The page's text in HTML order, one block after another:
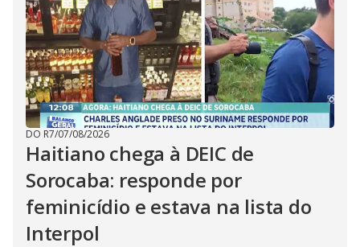
DO R7/07/08/2026
Haitiano chega à DEIC de
Sorocaba: responde por
feminicídio e estava na lista do
Interpol